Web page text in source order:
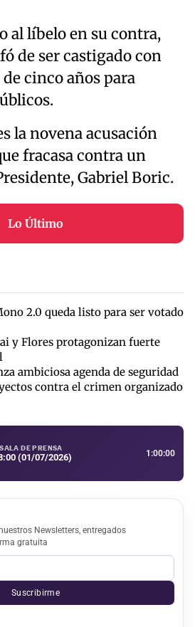
al líbelo en su contra,
de ser castigado con
cinco años para
la novena acusación
fracasa contra un
Gabriel Boric.
Lo Último
2.0 queda listo para ser votado
y Flores protagonizan fuerte
ambiciosa agenda de seguridad
contra el crimen organizado
DE PRENSA
(01/07/2026) 1:00:00
Newsletters, entregados
gratuita
Suscribirme